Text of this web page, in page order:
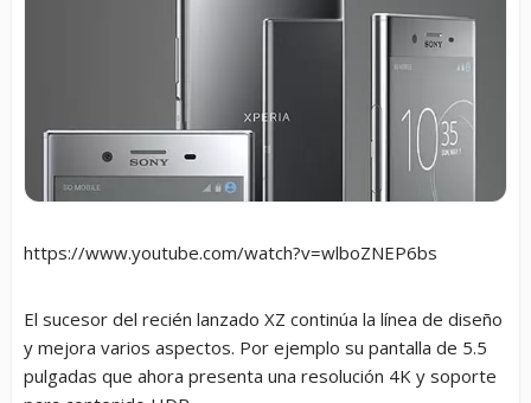
https://www.youtube.com/watch?v=wlboZNEP6bs
El sucesor del recién lanzado XZ continúa la línea de diseño
y mejora varios aspectos. Por ejemplo su pantalla de 5.5
pulgadas que ahora presenta una resolución 4K y soporte